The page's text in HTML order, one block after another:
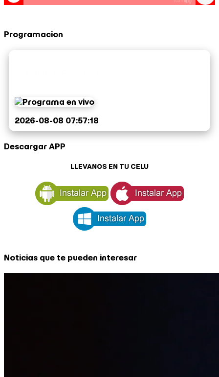
Programacion
2026-08-08 07:57:18
Descargar APP
LLEVANOS EN TU CELU
Noticias que te pueden interesar